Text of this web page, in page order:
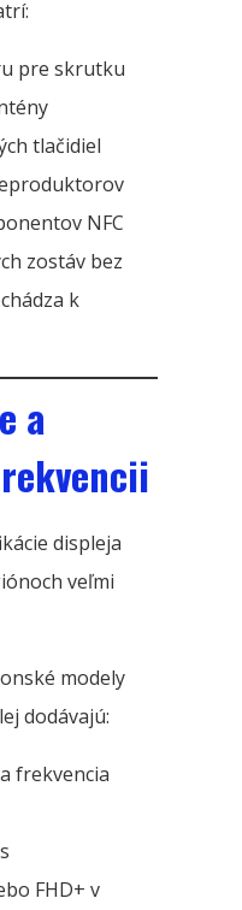
pre skrutku
tlačidiel
NFC
zostáv bez
k
a
displeja
veľmi
modely
dodávajú:
frekvencia
FHD+ v